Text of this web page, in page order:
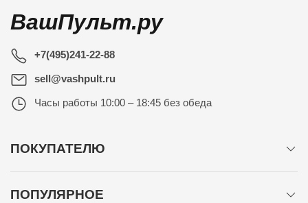
ВашПульт.ру
+7(495)241-22-88
sell@vashpult.ru
Часы работы 10:00 – 18:45 без обеда
ПОКУПАТЕЛЮ
ПОПУЛЯРНОЕ